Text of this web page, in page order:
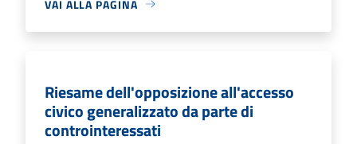
VAI ALLA PAGINA
Riesame dell'opposizione all'accesso
civico generalizzato da parte di
controinteressati